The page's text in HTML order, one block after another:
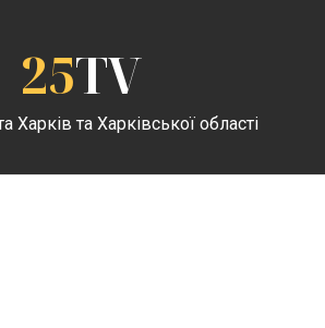
25TV
Харків та Харківської області